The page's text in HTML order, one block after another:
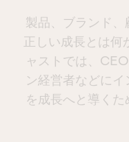
製品、ブランド、
正しい成長とは何
ャストでは、
ン経営者などに
を成長へと導く